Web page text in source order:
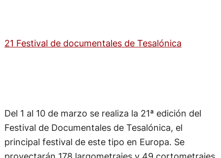
21 Festival de documentales de Tesalónica
Del 1 al 10 de marzo se realiza la 21ª edición del
Festival de Documentales de Tesalónica, el
principal festival de este tipo en Europa. Se